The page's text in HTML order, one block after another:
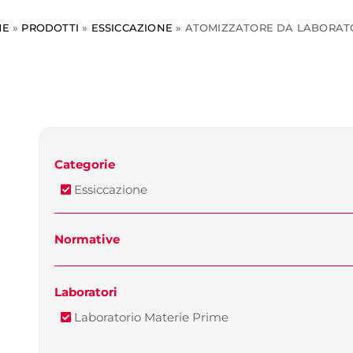
» PRODOTTI » ESSICCAZIONE » ATOMIZZATORE DA
Categorie
Essiccazione
Normative
Laboratori
Laboratorio Materie Prime